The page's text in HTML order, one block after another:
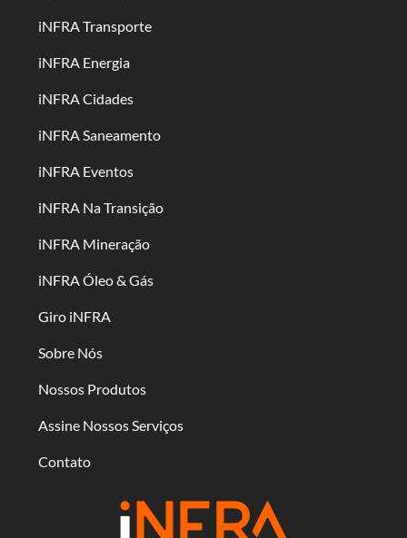
iNFRA Transporte
iNFRA Energia
iNFRA Cidades
iNFRA Saneamento
iNFRA Eventos
iNFRA Na Transição
iNFRA Mineração
iNFRA Óleo & Gás
Giro iNFRA
Sobre Nós
Nossos Produtos
Assine Nossos Serviços
Contato